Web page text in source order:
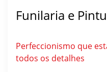
Funilaria e
Perfeccionismo que
todos os detalhes